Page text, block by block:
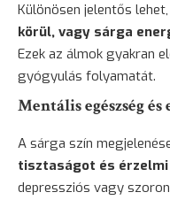
Különösen jelentős
körül, vagy sárga
Ezek az álmok gyakran
gyógyulás folyamatát.
Mentális egészség és
A sárga szín
tisztaságot és
depressziós vagy